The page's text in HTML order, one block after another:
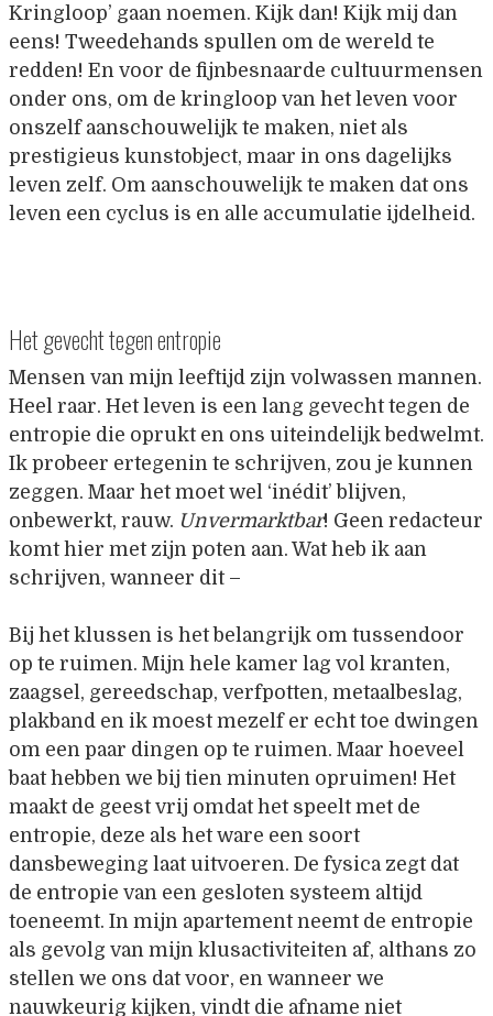
Kringloop’ gaan noemen. Kijk dan! Kijk mij dan
eens! Tweedehands spullen om de wereld te
redden! En voor de fijnbesnaarde cultuurmensen
onder ons, om de kringloop van het leven voor
onszelf aanschouwelijk te maken, niet als
prestigieus kunstobject, maar in ons dagelijks
leven zelf. Om aanschouwelijk te maken dat ons
leven een cyclus is en alle accumulatie ijdelheid.
Het gevecht tegen entropie
Mensen van mijn leeftijd zijn volwassen mannen.
Heel raar. Het leven is een lang gevecht tegen de
entropie die oprukt en ons uiteindelijk bedwelmt.
Ik probeer ertegenin te schrijven, zou je kunnen
zeggen. Maar het moet wel ‘inédit’ blijven,
onbewerkt, rauw. Unvermarktbar! Geen redacteur
komt hier met zijn poten aan. Wat heb ik aan
schrijven, wanneer dit –
Bij het klussen is het belangrijk om tussendoor
op te ruimen. Mijn hele kamer lag vol kranten,
zaagsel, gereedschap, verfpotten, metaalbeslag,
plakband en ik moest mezelf er echt toe dwingen
om een paar dingen op te ruimen. Maar hoeveel
baat hebben we bij tien minuten opruimen! Het
maakt de geest vrij omdat het speelt met de
entropie, deze als het ware een soort
dansbeweging laat uitvoeren. De fysica zegt dat
de entropie van een gesloten systeem altijd
toeneemt. In mijn apartement neemt de entropie
als gevolg van mijn klusactiviteiten af, althans zo
stellen we ons dat voor, en wanneer we
nauwkeurig kijken, vindt die afname niet